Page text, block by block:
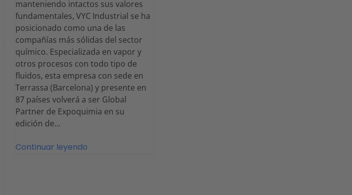
manteniendo intactos sus valores
fundamentales, VYC Industrial se ha
posicionado como una de las
compañías más sólidas del sector
químico. Especializada en vapor y
otros procesos con todo tipo de
fluidos, esta empresa con sede en
Terrassa (Barcelona) y presente en
87 países volverá a ser Global
Partner de Expoquimia en su
edición de…
Continuar leyendo